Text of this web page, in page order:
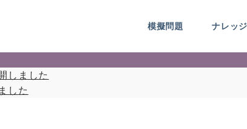
模擬問題 ナレッジ
しました
した